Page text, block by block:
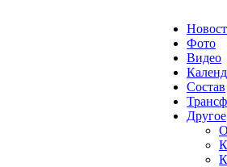
Фото
Видео
Состав
Другое